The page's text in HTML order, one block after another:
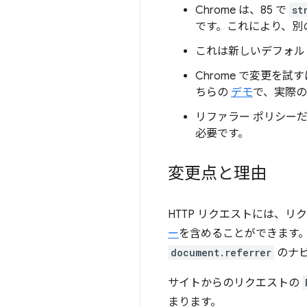
Chrome は、85 で
です。これにより、
これは新しいデフォ
Chrome で変更を試す
ちらの デモで、実際
リファラー ポリシー
必要です。
変更点と理由
HTTP リクエストには、リ
ーを含めることができます
document.referrer のナ
サイトからのリクエストの
まります。